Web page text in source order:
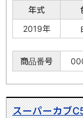
年式
2019年
商品番号
スーパーカブ